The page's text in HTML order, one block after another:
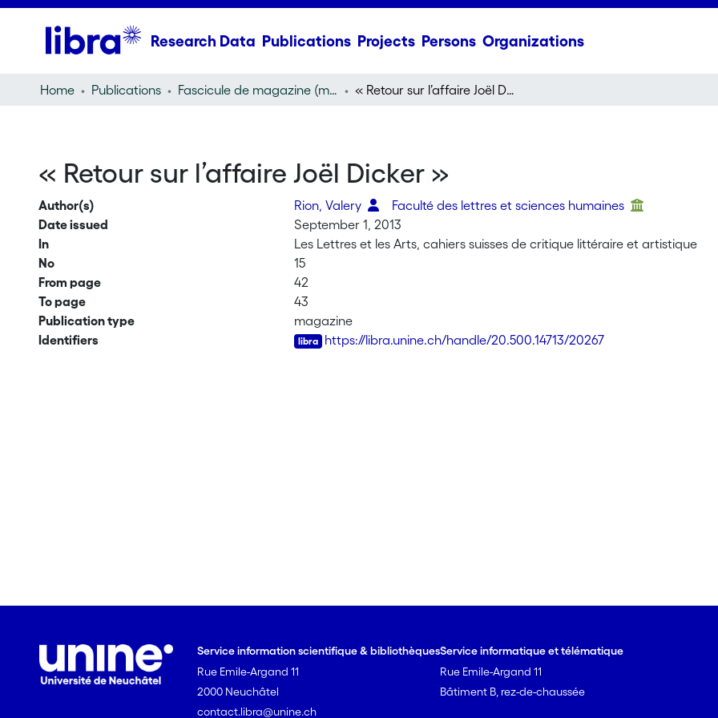
Research Data Publications Projects Persons Organizations
Home Publications Fascicule de magazine (magazine) « Retour sur l’affaire Joël Dicker »
« Retour sur l’affaire Joël Dicker »
Author(s) Rion, Valery
Faculté des lettres et sciences humaines
Date issued
September 1, 2013
In
Les Lettres et les Arts, cahiers suisses de critique littéraire et artistique
No
15
From page
42
To page
43
Publication type
magazine
Identifiers
https://libra.unine.ch/handle/20.500.14713/20267
Service information scientifique & bibliothèques
Rue Emile-Argand 11
2000 Neuchâtel
contact.libra@unine.ch
Service informatique et télématique
Rue Emile-Argand 11
Bâtiment B, rez-de-chaussée